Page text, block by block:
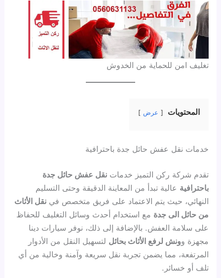
تغليف امن للحماية من الخدوش
المحتويات عرض
خدمات نقل عفش حائل جدة باحترافية
تقدم شركة ركن التميز خدماتنقل عفش حائل جدة
باحترافية عالية تبدأ من المعاينة الدقيقة وحتى التسليم
النهائي، حيث يتم الاعتماد على فريق متخصص فينقل الأثاث
من حائل الى جدة مع استخدام أحدث وسائل التغليف للحفاظ
على سلامة العفش. بالإضافة إلى ذلك، نوفر سيارات دينا
مجهزة وونش لرفع الأثاث بحائل لتسهيل النقل من الأدوار
المرتفعة، مما يضمن تجربة نقل سريعة وآمنة وخالية من أي
تلف أو خسائر.